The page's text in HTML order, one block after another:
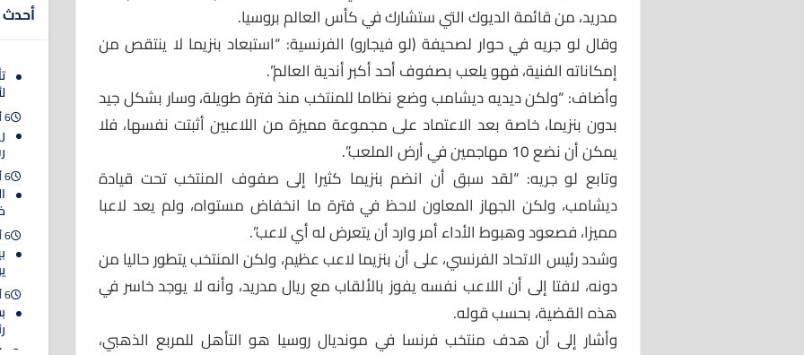
مدريد، من قائمة الديوك التي ستشارك في كأس العالم بروسيا.
وقال لو جريه في حوار لصحيفة (لو فيجارو) الفرنسية: “استبعاد بنزيما لا ينتقص من
إمكاناته الفنية، فهو يلعب بصفوف أحد أكبر أندية العالم”.
وأضاف: “ولكن ديديه ديشامب وضع نظاما للمنتخب منذ فترة طويلة، وسار بشكل جيد
بدون بنزيما، خاصة بعد الاعتماد على مجموعة مميزة من اللاعبين أثبتت نفسها، فلا
يمكن أن نضع 10 مهاجمين في أرض الملعب”.
وتابع لو جريه: “لقد سبق أن انضم بنزيما كثيرا إلى صفوف المنتخب تحت قيادة
ديشامب، ولكن الجهاز المعاون لاحظ في فترة ما انخفاض مستواه، ولم يعد لاعبا
مميزا، فصعود وهبوط الأداء أمر وارد أن يتعرض له أي لاعب”.
وشدد رئيس الاتحاد الفرنسي، على أن بنزيما لاعب عظيم، ولكن المنتخب يتطور حاليا من
دونه، لافتا إلى أن اللاعب نفسه يفوز بالألقاب مع ريال مدريد، وأنه لا يوجد خاسر في
هذه القضية، بحسب قوله.
وأشار إلى أن هدف منتخب فرنسا في مونديال روسيا هو التأهل للمربع الذهبي،
أحدث
6 أغسطس 2026
6 أغسطس 2026
6 أغسطس 2026
6 أغسطس 2026